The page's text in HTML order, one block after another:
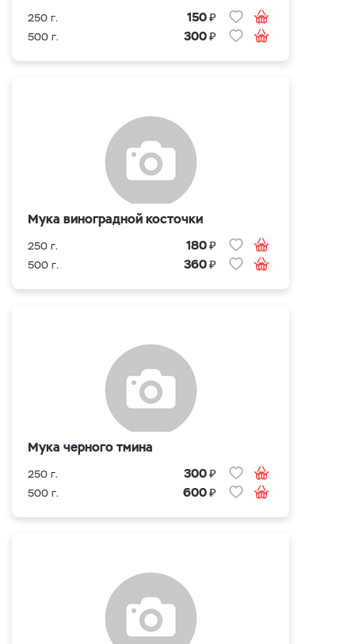
250 г. 150₽
500 г. 300₽
Мука виноградной косточки
250 г. 180₽
500 г. 360₽
Мука черного тмина
250 г. 300₽
500 г. 600₽